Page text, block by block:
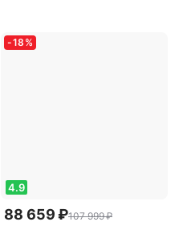
-18 %
4.9
88 659 ₽107 999 ₽